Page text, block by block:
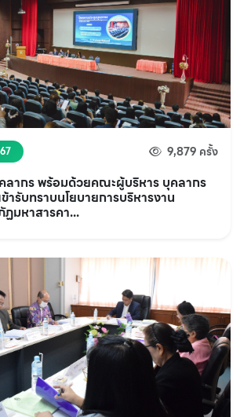
9,879 ครั้ง
ลากร พร้อมด้วยคณะผู้บริหาร บุคลากร
ารับทราบนโยบายการบริหารงาน
มหาสารคา...